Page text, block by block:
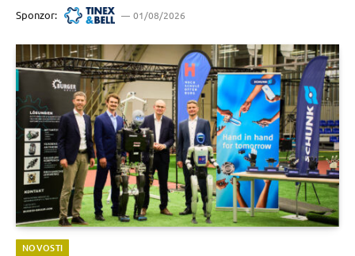
Sponzor: 01/08/2026
NOVOSTI